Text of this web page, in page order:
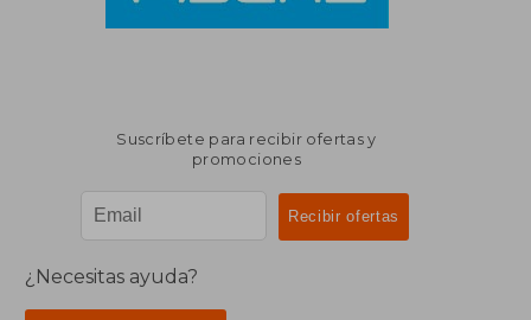
Suscríbete para recibir ofertas y
promociones
¿Necesitas ayuda?